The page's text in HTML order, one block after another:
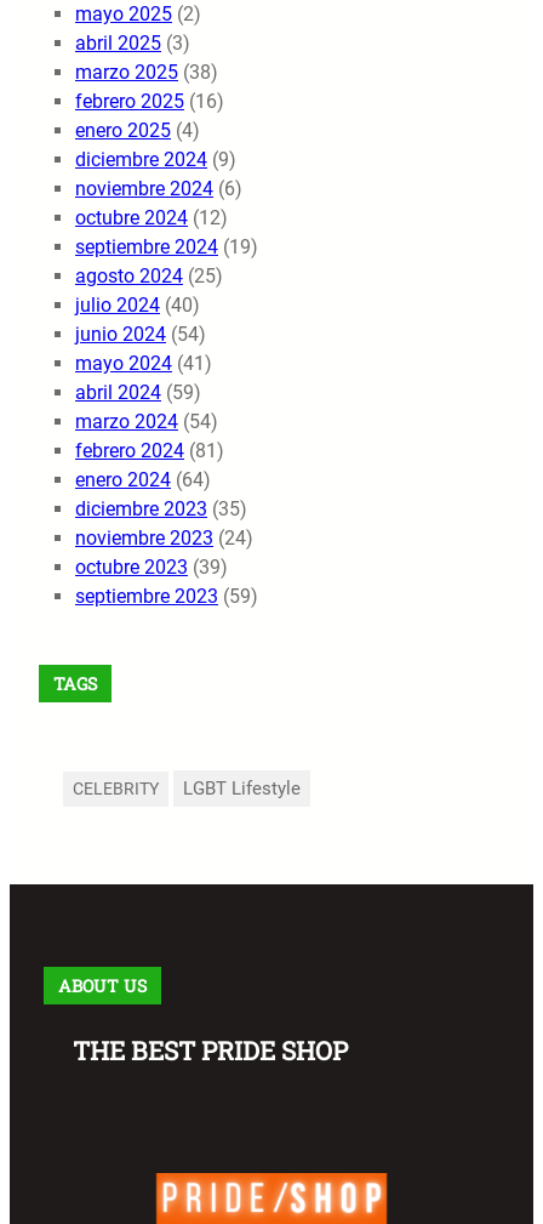
mayo 2025 (2)
abril 2025 (3)
marzo 2025 (38)
febrero 2025 (16)
enero 2025 (4)
diciembre 2024 (9)
noviembre 2024 (6)
octubre 2024 (12)
septiembre 2024 (19)
agosto 2024 (25)
julio 2024 (40)
junio 2024 (54)
mayo 2024 (41)
abril 2024 (59)
marzo 2024 (54)
febrero 2024 (81)
enero 2024 (64)
diciembre 2023 (35)
noviembre 2023 (24)
octubre 2023 (39)
septiembre 2023 (59)
TAGS
CELEBRITY LGBT Lifestyle
ABOUT US
THE BEST PRIDE SHOP